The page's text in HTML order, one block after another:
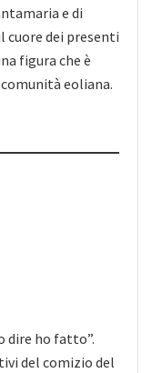
e di
cuore dei presenti
figura che è
eoliana.
dire ho fatto”.
del comizio del